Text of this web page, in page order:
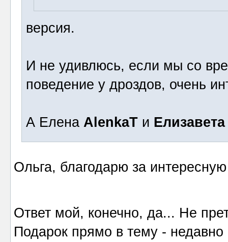
версия.
И не удивлюсь, если мы со
поведение у дроздов, очень
А Елена AlenkaT и Елизавета
Ольга, благодарю за
Ответ мой, конечно, да... Не
Подарок прямо в тему -